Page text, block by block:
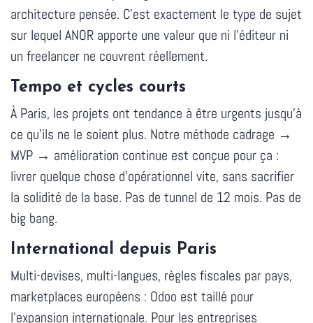
architecture pensée. C'est exactement le type de sujet
sur lequel ANOR apporte une valeur que ni l'éditeur ni
un freelancer ne couvrent réellement.
Tempo et cycles courts
À Paris, les projets ont tendance à être urgents jusqu'à
ce qu'ils ne le soient plus. Notre méthode cadrage →
MVP → amélioration continue est conçue pour ça :
livrer quelque chose d'opérationnel vite, sans sacrifier
la solidité de la base. Pas de tunnel de 12 mois. Pas de
big bang.
International depuis Paris
Multi-devises, multi-langues, règles fiscales par pays,
marketplaces européens : Odoo est taillé pour
l'expansion internationale. Pour les entreprises